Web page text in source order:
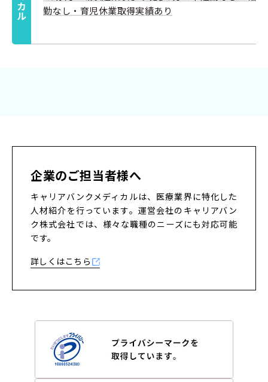
勤なし・育児休業取得実績あり
企業のご担当者様へ
キャリアバンクメディカルは、医療業界に特化した
人材紹介を行っています。 運営会社のキャリアバン
ク株式会社では、様々な職種のニーズにも対応可能
です。
詳しくはこちら